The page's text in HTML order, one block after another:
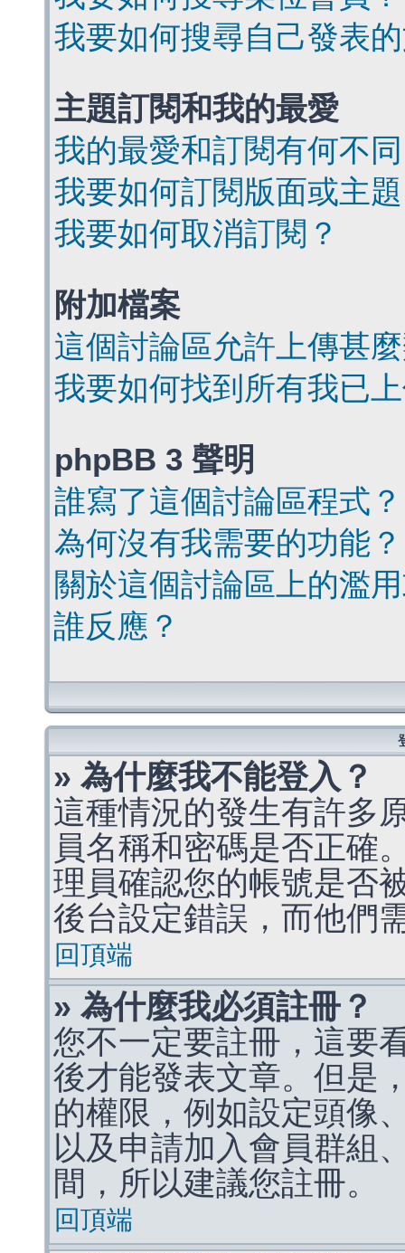
我要如何搜尋自己發表
主題訂閱和我的最愛
我的最愛和訂閱有何不
我要如何訂閱版面或主
我要如何取消訂閱？
附加檔案
這個討論區允許上傳甚
我要如何找到所有我已
phpBB 3 聲明
誰寫了這個討論區程式？
為何沒有我需要的功能？
關於這個討論區上的濫
誰反應？
» 為什麼我不能登入？
這種情況的發生有許多
員名稱和密碼是否正確
理員確認您的帳號是否
後台設定錯誤，而他們
回頂端
» 為什麼我必須註冊？
您不一定要註冊，這要
後才能發表文章。但是
的權限，例如設定頭像
以及申請加入會員群組
間，所以建議您註冊。
回頂端